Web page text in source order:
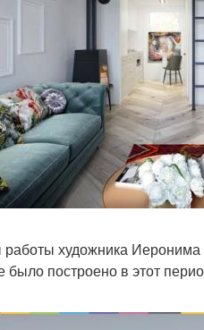
художника Иеронима
было построено в этот